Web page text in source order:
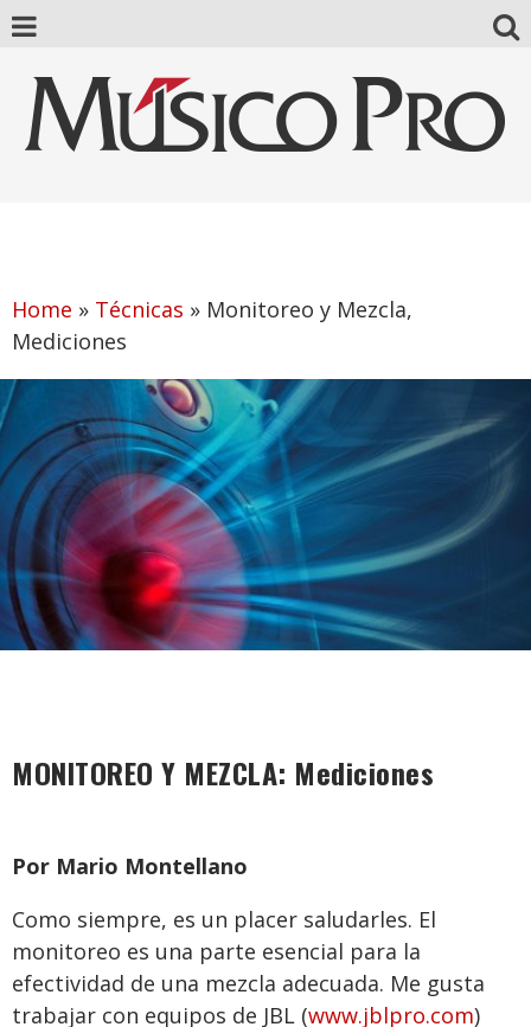
Home » Técnicas » Monitoreo y Mezcla,
Mediciones
MONITOREO Y MEZCLA: Mediciones
Por Mario Montellano
Como siempre, es un placer saludarles. El
monitoreo es una parte esencial para la
efectividad de una mezcla adecuada. Me gusta
trabajar con equipos de JBL (www.jblpro.com)